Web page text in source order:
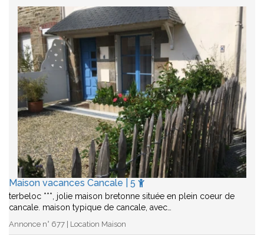
Maison vacances Cancale | 5
terbeloc ***, jolie maison bretonne située en plein coeur de
cancale. maison typique de cancale, avec…
Annonce n° 677 | Location Maison